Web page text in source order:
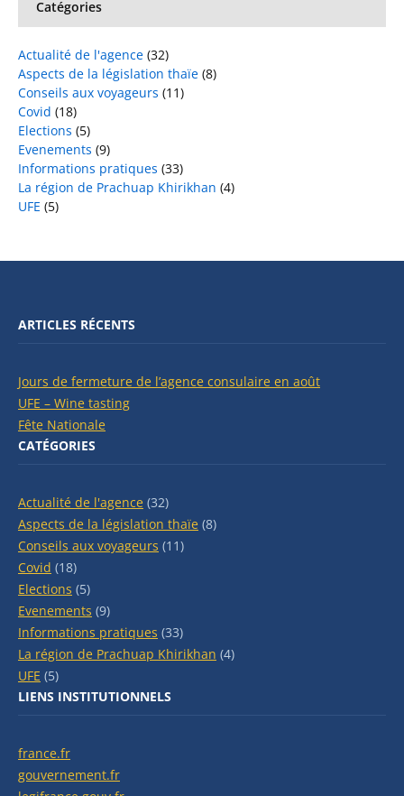
Catégories
Actualité de l'agence (32)
Aspects de la législation thaïe (8)
Conseils aux voyageurs (11)
Covid (18)
Elections (5)
Evenements (9)
Informations pratiques (33)
La région de Prachuap Khirikhan (4)
UFE (5)
ARTICLES RÉCENTS
Jours de fermeture de l’agence consulaire en août
UFE – Wine tasting
Fête Nationale
CATÉGORIES
Actualité de l'agence (32)
Aspects de la législation thaïe (8)
Conseils aux voyageurs (11)
Covid (18)
Elections (5)
Evenements (9)
Informations pratiques (33)
La région de Prachuap Khirikhan (4)
UFE (5)
LIENS INSTITUTIONNELS
france.fr
gouvernement.fr